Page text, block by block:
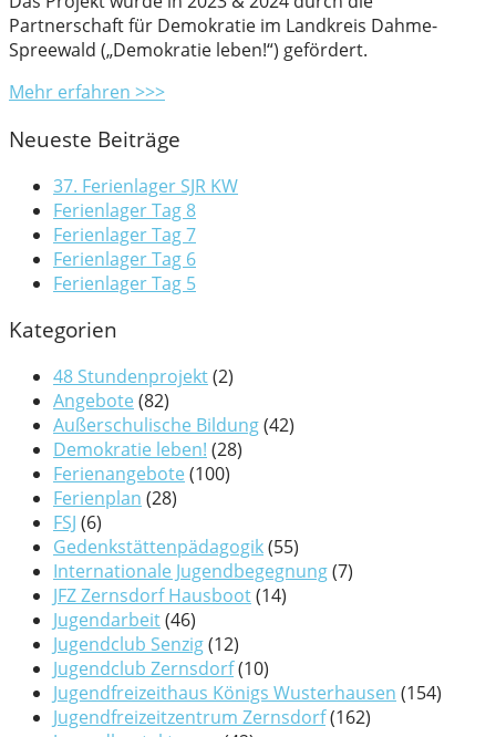
Partnerschaft für Demokratie im Landkreis Dahme-
Spreewald („Demokratie leben!“) gefördert.
Mehr erfahren >>>
Neueste Beiträge
37. Ferienlager SJR KW
Ferienlager Tag 8
Ferienlager Tag 7
Ferienlager Tag 6
Ferienlager Tag 5
Kategorien
48 Stundenprojekt(2)
Angebote (82)
Außerschulische Bildung(42)
Demokratie leben! (28)
Ferienangebote (100)
Ferienplan (28)
FSJ (6)
Gedenkstättenpädagogik(55)
Internationale Jugendbegegnung(7)
JFZ Zernsdorf Hausboot(14)
Jugendarbeit(46)
Jugendclub Senzig(12)
Jugendclub Zernsdorf(10)
Jugendfreizeithaus Königs Wusterhausen (154)
Jugendfreizeitzentrum Zernsdorf(162)